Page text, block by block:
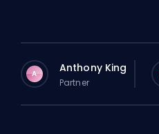
A Anthony King
Partner